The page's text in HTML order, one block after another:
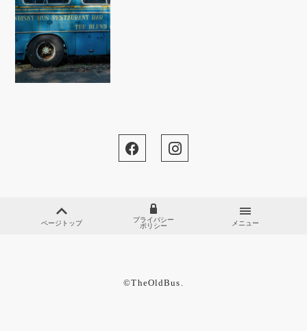
ページトップ
プライバシー
ポリシー
メニュー
©︎TheOldBus.